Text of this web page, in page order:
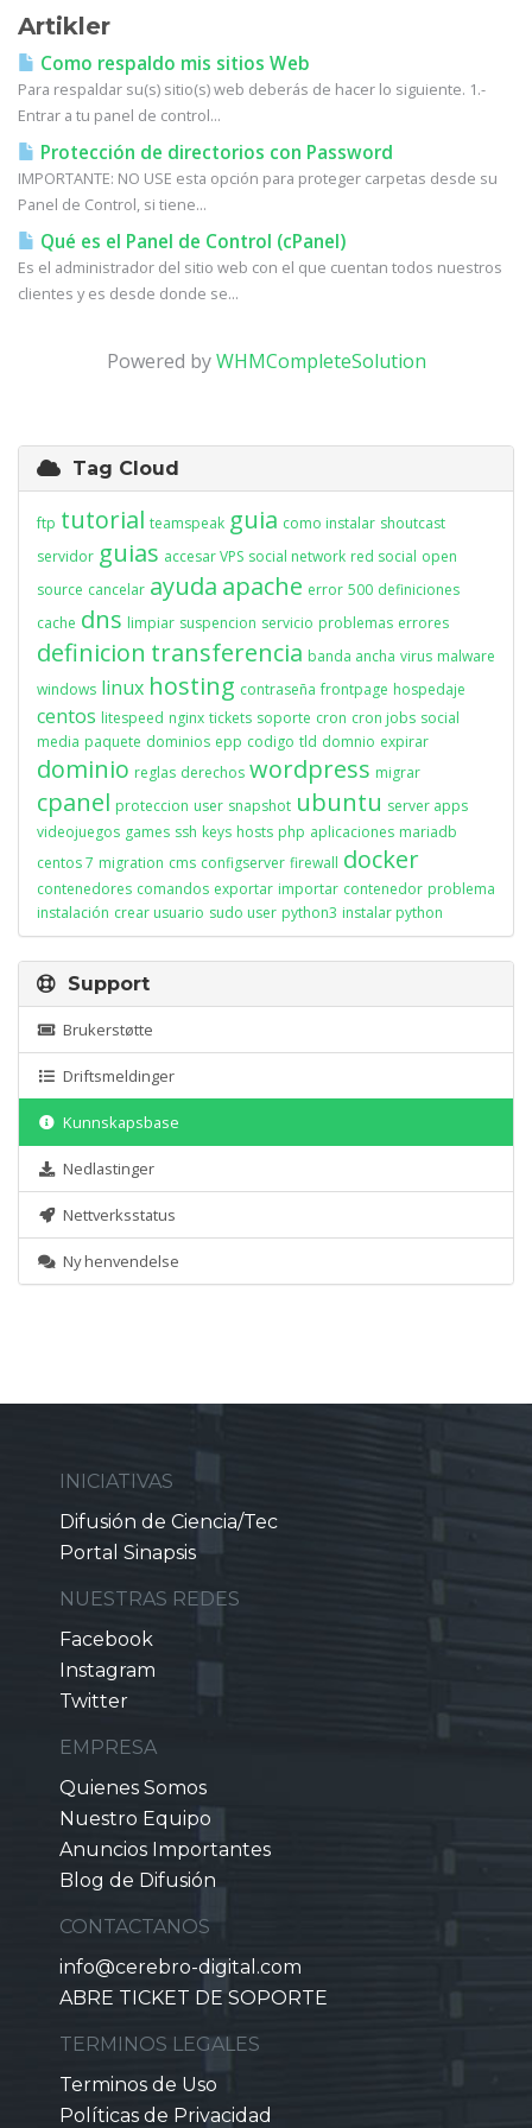
Artikler
Como respaldo mis sitios Web
Para respaldar su(s) sitio(s) web deberás de hacer lo siguiente. 1.-
Entrar a tu panel de control...
Protección de directorios con Password
IMPORTANTE: NO USE esta opción para proteger carpetas desde su
Panel de Control, si tiene...
Qué es el Panel de Control (cPanel)
Es el administrador del sitio web con el que cuentan todos nuestros
clientes y es desde donde se...
Powered byWHMCompleteSolution
Tag Cloud
ftp tutorial teamspeak guia como instalar shoutcast
servidor guias accesar VPS social network red social open
source cancelar ayuda apache error 500 definiciones
cache dns limpiar suspencion servicio problemas errores
definicion transferencia banda ancha virus malware
windows linux hosting contraseña frontpage hospedaje
centos litespeed nginx tickets soporte cron cron jobs social
media paquete dominios epp codigo tld domnio expirar
dominio reglas derechos wordpress migrar
cpanel proteccion user snapshot ubuntu server apps
videojuegos games ssh keys hosts php aplicaciones mariadb
centos 7 migration cms configserver firewall docker
contenedores comandos exportar importar contenedor problema
instalación crear usuario sudo user python3 instalar python
Support
Brukerstøtte
Driftsmeldinger
Kunnskapsbase
Nedlastinger
Nettverksstatus
Ny henvendelse
INICIATIVAS
Difusión de Ciencia/Tec
Portal Sinapsis
NUESTRAS REDES
Facebook
Instagram
Twitter
EMPRESA
Quienes Somos
Nuestro Equipo
Anuncios Importantes
Blog de Difusión
CONTACTANOS
info@cerebro-digital.com
ABRE TICKET DE SOPORTE
TERMINOS LEGALES
Terminos de Uso
Políticas de Privacidad